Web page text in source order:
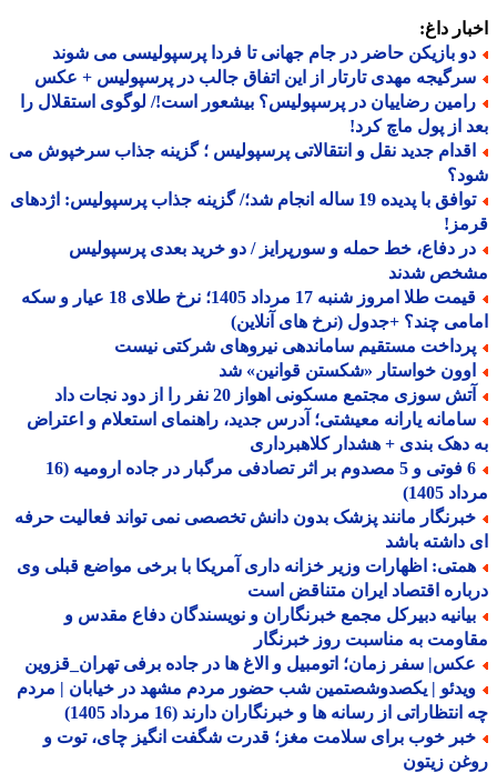
داغ:
بازیکن حاضر در جام جهانی تا فردا پرسپولیسی می شوند
مهدی تارتار از این اتفاق جالب در پرسپولیس + عکس
رضاییان در پرسپولیس؟ بیشعور است!/ لوگوی استقلال را
از پول ماچ کرد!
جدید نقل و انتقالاتی پرسپولیس ؛ گزینه جذاب سرخپوش می
توافق با پدیده 19 ساله انجام شد؛/ گزینه جذاب پرسپولیس: اژدهای
دفاع، خط حمله و سورپرایز / دو خرید بعدی پرسپولیس
شدند
قیمت طلا امروز شنبه 17 مرداد 1405؛ نرخ طلای 18 عیار و سکه
چند؟ +جدول (نرخ های آنلاین)
مستقیم ساماندهی نیروهای شرکتی نیست
خواستار «شکستن قوانین» شد
سوزی مجتمع مسکونی اهواز 20 نفر را از دود نجات داد
یارانه معیشتی؛ آدرس جدید، راهنمای استعلام و اعتراض
دهک بندی + هشدار کلاهبرداری
6 فوتی و 5 مصدوم بر اثر تصادفی مرگبار در جاده ارومیه (16
1405)
مانند پزشک بدون دانش تخصصی نمی تواند فعالیت حرفه
داشته باشد
اظهارات وزیر خزانه داری آمریکا با برخی مواضع قبلی وی
اقتصاد ایران متناقض است
دبیرکل مجمع خبرنگاران و نویسندگان دفاع مقدس و
به مناسبت روز خبرنگار
سفر زمان؛ اتومبیل و الاغ ها در جاده برفی تهران_قزوین
| یکصدوشصتمین شب حضور مردم مشهد در خیابان | مردم
از رسانه ها و خبرنگاران دارند (16 مرداد 1405)
خوب برای سلامت مغز؛ قدرت شگفت انگیز چای، توت و
زیتون